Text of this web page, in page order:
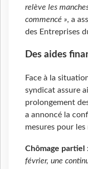
relève les
commencé », a
des Entreprises
Des aides
Face à la
syndicat assure
prolongement
a annoncé la
mesures pour les
Chômage partiel
février, une